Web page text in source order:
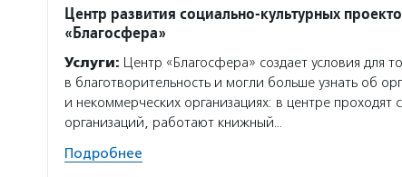
Центр развития социально-культурных
«Благосфера»
Услуги: Центр «Благосфера» создает условия для
в благотворительность и могли больше узнать об
и некоммерческих организациях: в центре
организаций, работают книжный…
Подробнее